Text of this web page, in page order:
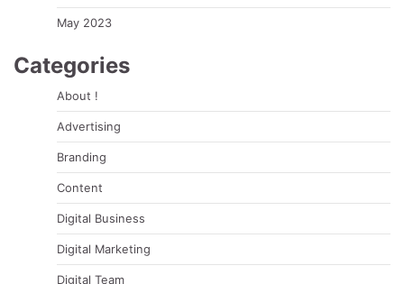
May 2023
Categories
About !
Advertising
Branding
Content
Digital Business
Digital Marketing
Digital Team